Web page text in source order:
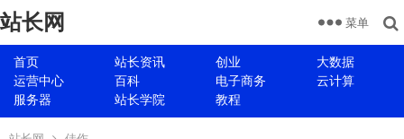
站长网
首页 站长资讯 创业
大数据
运营中心
百科 电子商务
云计算
服务器
站长学院 教程
菜单